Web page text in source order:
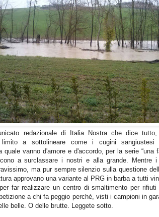
redazionale di Italia Nostra che dice
a sottolineare come i cugini sangiustesi
quale vanno d'amore e d'accordo, per la serie “una
a surclassare i nostri e alla grande. Mentre
ma pur sempre silenzio sulla questione
approvano una variante al PRG in barba a tutti
far realizzare un centro di smaltimento per rifiuti
a chi fa peggio perché, visti i campioni in
belle. O delle brutte. Leggete sotto.